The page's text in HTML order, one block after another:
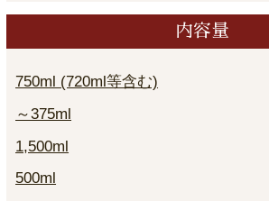
内容量
750ml (720ml等含む)
～375ml
1,500ml
500ml